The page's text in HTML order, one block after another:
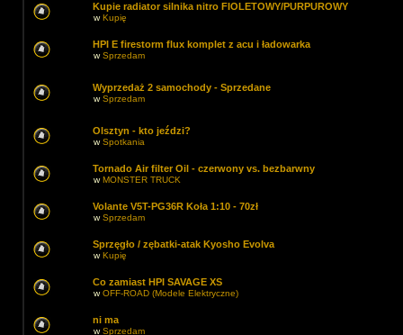
Kupie radiator silnika nitro FIOLETOWY/PURPUROWY
wKupię
HPI E firestorm flux komplet z acu i ładowarka
wSprzedam
Wyprzedaż 2 samochody - Sprzedane
wSprzedam
Olsztyn - kto jeździ?
wSpotkania
Tornado Air filter Oil - czerwony vs. bezbarwny
wMONSTER TRUCK
Volante V5T-PG36R Koła 1:10 - 70zł
wSprzedam
Sprzęgło / zębatki-atak Kyosho Evolva
wKupię
Co zamiast HPI SAVAGE XS
wOFF-ROAD (Modele Elektryczne)
ni ma
wSprzedam